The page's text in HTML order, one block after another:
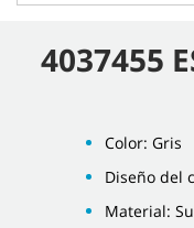
4037455
Color: Gris
Diseño del
Material: